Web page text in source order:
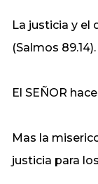
La justicia y el
(Salmos 89.14).
El SEÑOR
Mas la
justicia para